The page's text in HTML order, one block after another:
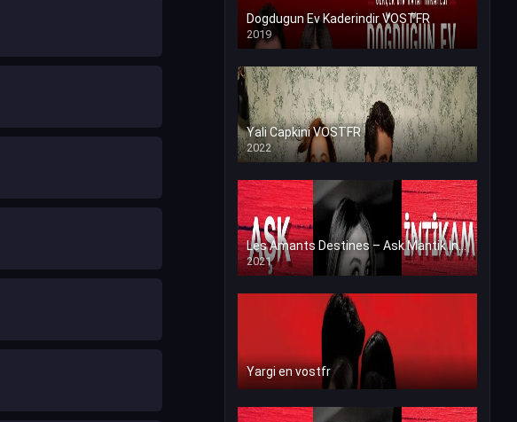
Dogdugun Ev Kaderindir VOSTFR
2019
Yali Capkini VOSTFR
2022
Les Amants Destines – Ask Mantik İntikam en VF (Voix Francaise)
2021
Yargi en vostfr